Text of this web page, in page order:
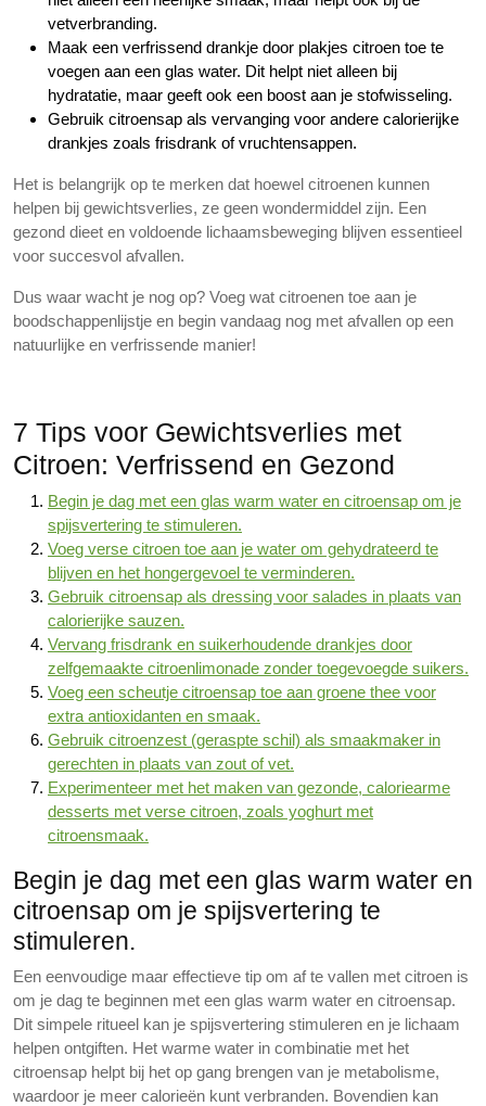
vetverbranding.
Maak een verfrissend drankje door plakjes citroen toe te
voegen aan een glas water. Dit helpt niet alleen bij
hydratatie, maar geeft ook een boost aan je stofwisseling.
Gebruik citroensap als vervanging voor andere calorierijke
drankjes zoals frisdrank of vruchtensappen.
Het is belangrijk op te merken dat hoewel citroenen kunnen
helpen bij gewichtsverlies, ze geen wondermiddel zijn. Een
gezond dieet en voldoende lichaamsbeweging blijven essentieel
voor succesvol afvallen.
Dus waar wacht je nog op? Voeg wat citroenen toe aan je
boodschappenlijstje en begin vandaag nog met afvallen op een
natuurlijke en verfrissende manier!
7 Tips voor Gewichtsverlies met
Citroen: Verfrissend en Gezond
Begin je dag met een glas warm water en citroensap om je
spijsvertering te stimuleren.
Voeg verse citroen toe aan je water om gehydrateerd te
blijven en het hongergevoel te verminderen.
Gebruik citroensap als dressing voor salades in plaats van
calorierijke sauzen.
Vervang frisdrank en suikerhoudende drankjes door
zelfgemaakte citroenlimonade zonder toegevoegde suikers.
Voeg een scheutje citroensap toe aan groene thee voor
extra antioxidanten en smaak.
Gebruik citroenzest (geraspte schil) als smaakmaker in
gerechten in plaats van zout of vet.
Experimenteer met het maken van gezonde, caloriearme
desserts met verse citroen, zoals yoghurt met
citroensmaak.
Begin je dag met een glas warm water en
citroensap om je spijsvertering te
stimuleren.
Een eenvoudige maar effectieve tip om af te vallen met citroen is
om je dag te beginnen met een glas warm water en citroensap.
Dit simpele ritueel kan je spijsvertering stimuleren en je lichaam
helpen ontgiften. Het warme water in combinatie met het
citroensap helpt bij het op gang brengen van je metabolisme,
waardoor je meer calorieën kunt verbranden. Bovendien kan